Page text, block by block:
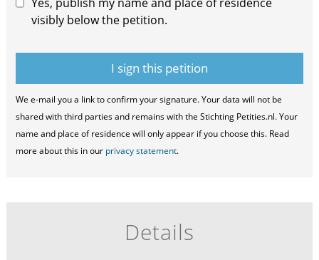
visibly below the petition.
We e-mail you a link to confirm your signature. Your data will not be
shared with third parties and remains with the Stichting Petities.nl. Your
name and place of residence will only appear if you choose this. Read
more about this in our privacy statement.
Details